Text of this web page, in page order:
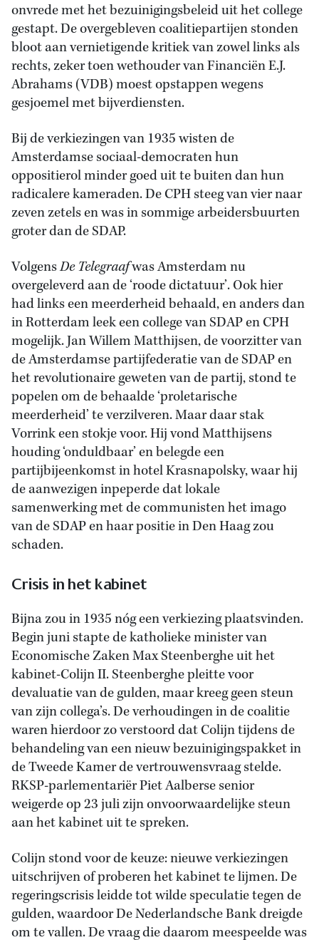
onvrede met het bezuinigingsbeleid uit het college
gestapt. De overgebleven coalitiepartijen stonden
bloot aan vernietigende kritiek van zowel links als
rechts, zeker toen wethouder van Financiën E.J.
Abrahams (VDB) moest opstappen wegens
gesjoemel met bijverdiensten.
Bij de verkiezingen van 1935 wisten de
Amsterdamse sociaal-democraten hun
oppositierol minder goed uit te buiten dan hun
radicalere kameraden. De CPH steeg van vier naar
zeven zetels en was in sommige arbeidersbuurten
groter dan de SDAP.
VolgensDe Telegraafwas Amsterdam nu
overgeleverd aan de ‘roode dictatuur’. Ook hier
had links een meerderheid behaald, en anders dan
in Rotterdam leek een college van SDAP en CPH
mogelijk. Jan Willem Matthijsen, de voorzitter van
de Amsterdamse partijfederatie van de SDAP en
het revolutionaire geweten van de partij, stond te
popelen om de behaalde ‘proletarische
meerderheid’ te verzilveren. Maar daar stak
Vorrink een stokje voor. Hij vond Matthijsens
houding ‘onduldbaar’ en belegde een
partijbijeenkomst in hotel Krasnapolsky, waar hij
de aanwezigen inpeperde dat lokale
samenwerking met de communisten het imago
van de SDAP en haar positie in Den Haag zou
schaden.
Crisis in het kabinet
Bijna zou in 1935 nóg een verkiezing plaatsvinden.
Begin juni stapte de katholieke minister van
Economische Zaken Max Steenberghe uit het
kabinet-Colijn II. Steenberghe pleitte voor
devaluatie van de gulden, maar kreeg geen steun
van zijn collega’s. De verhoudingen in de coalitie
waren hierdoor zo verstoord dat Colijn tijdens de
behandeling van een nieuw bezuinigingspakket in
de Tweede Kamer de vertrouwensvraag stelde.
RKSP-parlementariër Piet Aalberse senior
weigerde op 23 juli zijn onvoorwaardelijke steun
aan het kabinet uit te spreken.
Colijn stond voor de keuze: nieuwe verkiezingen
uitschrijven of proberen het kabinet te lijmen. De
regeringscrisis leidde tot wilde speculatie tegen de
gulden, waardoor De Nederlandsche Bank dreigde
om te vallen. De vraag die daarom meespeelde was